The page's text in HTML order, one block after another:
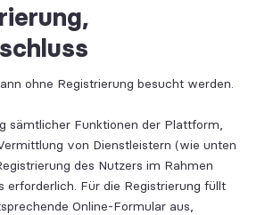
ohne Registrierung besucht werden.
sämtlicher Funktionen der Plattform,
von Dienstleistern (wie unten
des Nutzers im Rahmen
erforderlich. Für die Registrierung füllt
Online-Formular aus,